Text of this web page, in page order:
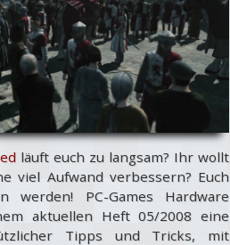
läuft euch zu langsam? Ihr wollt
viel Aufwand verbessern? Euch
werden! PC-Games Hardware
aktuellen Heft 05/2008 eine
Tipps und Tricks, mit